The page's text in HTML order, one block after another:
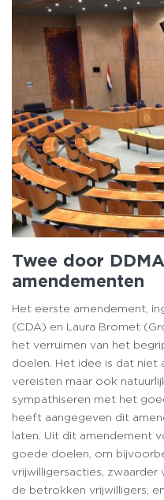
Twee door
amendementen
Het eerste amendement,
(CDA) en Laura Bromet
het verruimen van het
doelen. Het idee is dat niet
vereisten maar ook
sympathiseren met het
heeft aangegeven dit
laten. Uit dit amendement
goede doelen, om
vrijwilligersacties,
de betrokken vrijwilligers,